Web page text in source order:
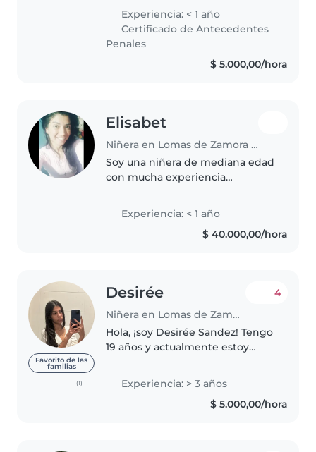
Tengo experiencia cuidando
niños de 3 a 15 años. Me encanta
dibujar, leer, la música y los..
Experiencia: < 1 año
Certificado de Antecedentes
Penales
$ 5.000,00/hora
Elisabet
Niñera en Lomas de Zamora (Buenos Aires)
Soy una niñera de mediana edad
con mucha experiencia
edades, desde bebés hasta
adolescentes. Aunque no tengo
certificación de primeros
Experiencia: < 1 año
$ 40.000,00/hora
Favorito de las
familias
(1)
Desirée
Niñera en Lomas de Zamora (Buenos Aires)
4
Hola, ¡soy Desirée Sandez! Tengo
19 años y actualmente estoy
(en Lomas de Zamora). Me
considero una persona súper
organizada, comunicativa y muy
Experiencia: > 3 años
$ 5.000,00/hora